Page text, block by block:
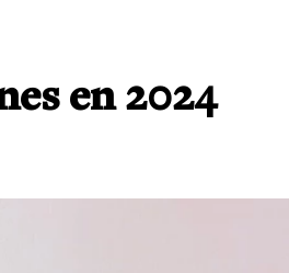
en 2024